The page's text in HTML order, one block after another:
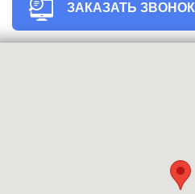
ЗАКАЗАТЬ ЗВОНОК